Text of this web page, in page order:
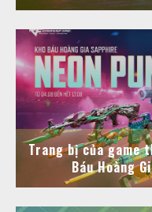
Trang bị của game
Báu Hoàng